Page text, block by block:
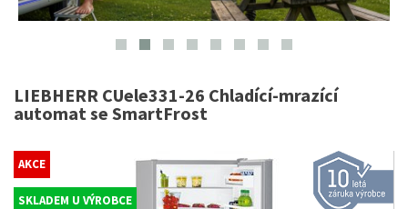
LIEBHERR CUele331-26 Chladící-mrazící
automat se SmartFrost
AKCE
SKLADEM U VÝROBCE